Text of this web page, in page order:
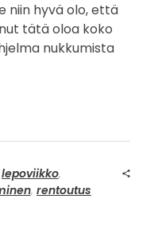
niin hyvä olo, että
tätä oloa koko
nukkumista
lepoviikko,
, rentoutus